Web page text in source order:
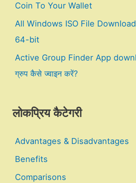
Coin To Your Wallet
All Windows ISO File
64-bit
Active Group Finder App
ग्रुप कैसे ज्वाइन करें?
लोकप्रिय कैटेगरी
Advantages & Disadvantages
Benefits
Comparisons